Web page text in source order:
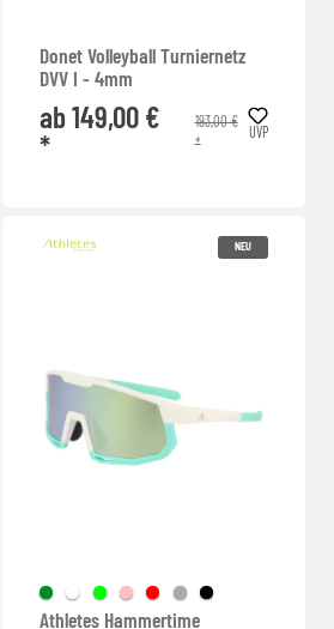
Donet Volleyball Turniernetz
DVV I - 4mm
ab 149,00 €
*
193,00 €
*
UVP
NEU
Athletes Hammertime